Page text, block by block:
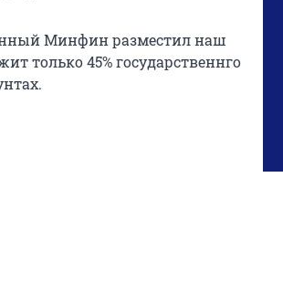
Минфин разместил наш
только 45% государственнго